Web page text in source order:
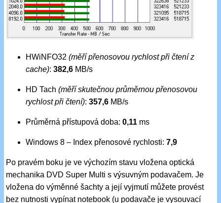
HWiNFO32(měří přenosovou rychlost při čtení z
cache):382,6 MB/s
HD Tach(měří skutečnou průměrnou přenosovou
rychlost při čtení):357,6 MB/s
Průměrná přístupová doba:0,11 ms
Windows 8 – Index přenosové rychlosti:7,9
Po pravém boku je ve výchozím stavu vložena optická
mechanika DVD Super Multi s výsuvným podavačem. Je
vložena do výměnné šachty a její vyjmutí můžete provést
bez nutnosti vypínat notebook (u podavače je vysouvací